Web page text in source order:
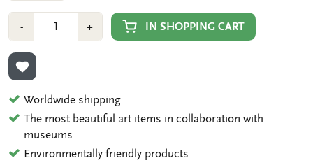
-Min
1
+Plus
1
IN SHOPPING CART
ADD TO WISHLIST
Worldwide shipping
The most beautiful art items in collaboration with
museums
Environmentally friendly products